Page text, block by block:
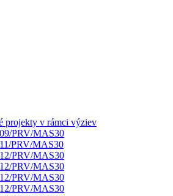
projekty v rámci výziev
PRV/MAS30
PRV/MAS30
PRV/MAS30
PRV/MAS30
PRV/MAS30
PRV/MAS30